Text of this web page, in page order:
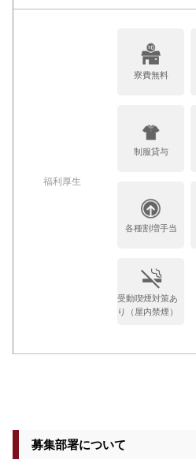
福利厚生
寮費無料
制服貸与
各種割増手当
受動喫煙対策あ
り（屋内禁煙）
募集部署について